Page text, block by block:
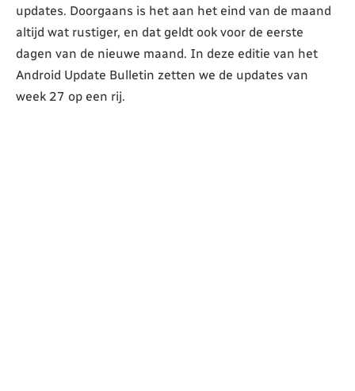
updates. Doorgaans is het aan het eind van de maand
altijd wat rustiger, en dat geldt ook voor de eerste
dagen van de nieuwe maand. In deze editie van het
Android Update Bulletin zetten we de updates van
week 27 op een rij.